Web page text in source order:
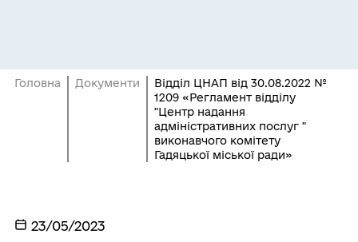
Головна Документи
Відділ ЦНАП від 30.08.2022 №
1209 «Регламент відділу
"Центр надання
адміністративних послуг "
виконавчого комітету
Гадяцької міської ради»
23/05/2023